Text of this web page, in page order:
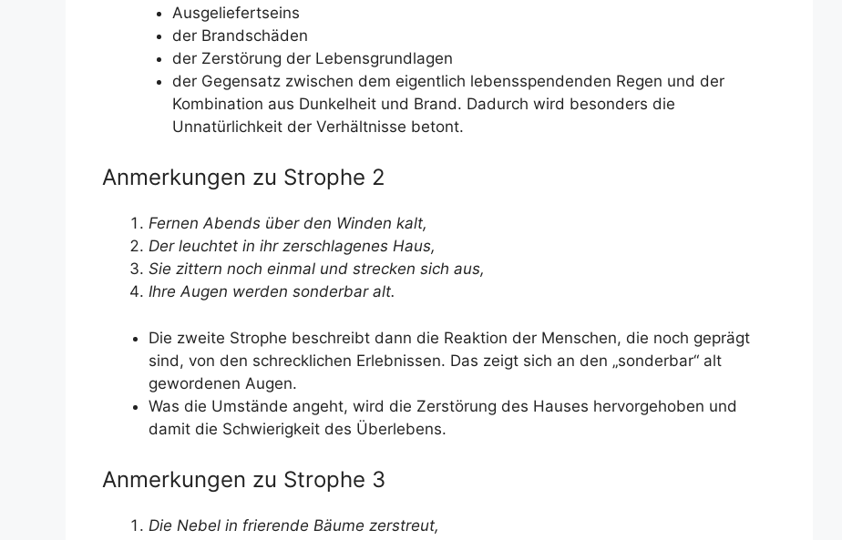
Ausgeliefertseins
der Brandschäden
der Zerstörung der Lebensgrundlagen
der Gegensatz zwischen dem eigentlich lebensspendenden Regen und der
Kombination aus Dunkelheit und Brand. Dadurch wird besonders die
Unnatürlichkeit der Verhältnisse betont.
Anmerkungen zu Strophe 2
Fernen Abends über den Winden kalt,
Der leuchtet in ihr zerschlagenes Haus,
Sie zittern noch einmal und strecken sich aus,
Ihre Augen werden sonderbar alt.
Die zweite Strophe beschreibt dann die Reaktion der Menschen, die noch geprägt
sind, von den schrecklichen Erlebnissen. Das zeigt sich an den „sonderbar“ alt
gewordenen Augen.
Was die Umstände angeht, wird die Zerstörung des Hauses hervorgehoben und
damit die Schwierigkeit des Überlebens.
Anmerkungen zu Strophe 3
Die Nebel in frierende Bäume zerstreut,